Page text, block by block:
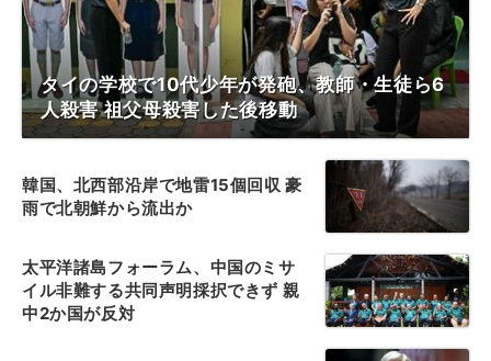
タイの学校で10代少年が発砲、教師・生徒ら6
人殺害 祖父母殺害した後移動
韓国、北西部沿岸で地雷15個回収 豪
雨で北朝鮮から流出か
太平洋諸島フォーラム、中国のミサ
イル非難する共同声明採択できず 親
中2か国が反対